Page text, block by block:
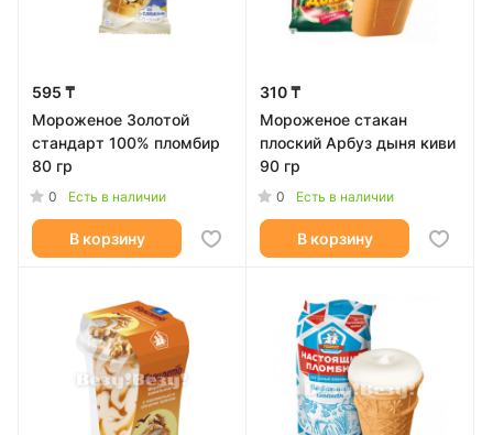
595 ₸
Мороженое Золотой
стандарт 100% пломбир
80 гр
0 Есть в наличии
В корзину
310 ₸
Мороженое стакан
плоский Арбуз дыня киви
90 гр
0 Есть в наличии
В корзину